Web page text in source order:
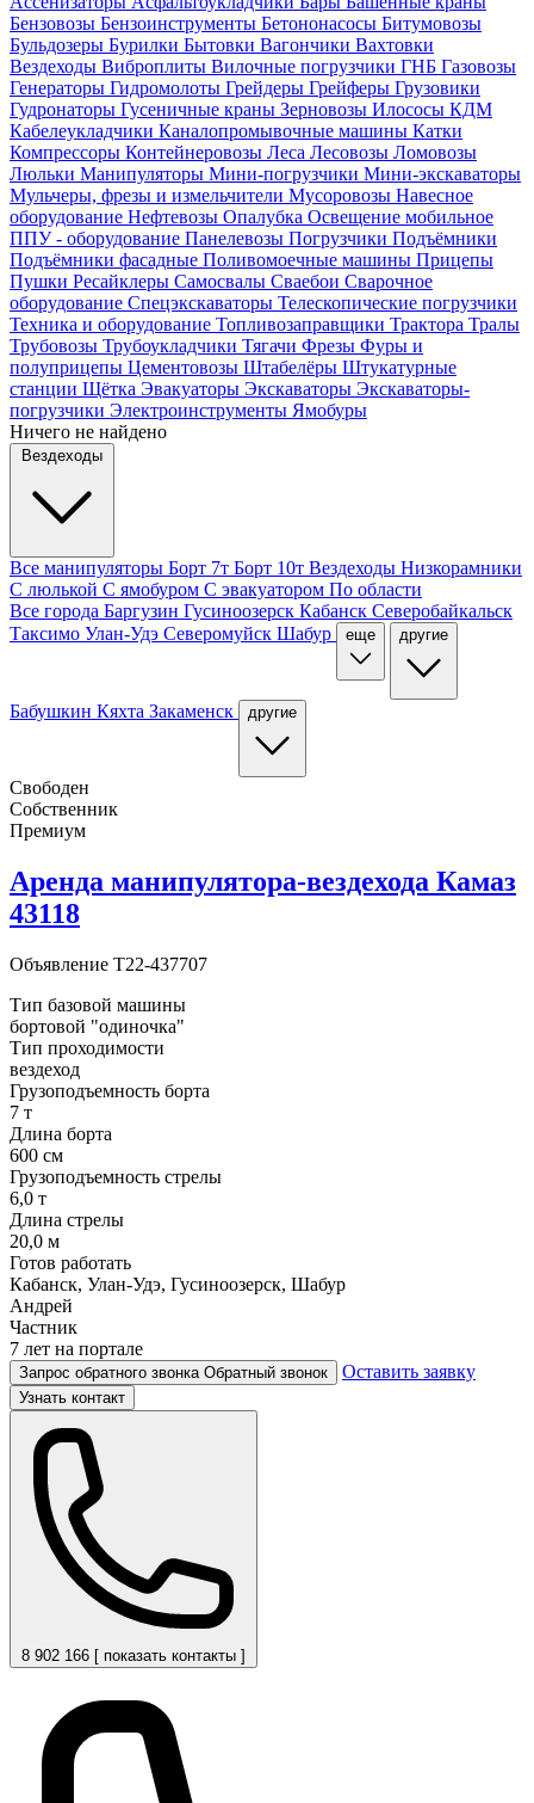
Бензовозы Бензоинструменты Бетононасосы Битумовозы
Бульдозеры Бурилки Бытовки Вагончики Вахтовки
Вездеходы Виброплиты Вилочные погрузчики ГНБ Газовозы
Генераторы Гидромолоты Грейдеры Грейферы Грузовики
Гудронаторы Гусеничные краны Зерновозы Илососы КДМ
Кабелеукладчики Каналопромывочные машины Катки
Компрессоры Контейнеровозы Леса Лесовозы Ломовозы
Люльки Манипуляторы Мини-погрузчики Мини-экскаваторы
Мульчеры, фрезы и измельчители Мусоровозы Навесное
оборудование Нефтевозы Опалубка Освещение мобильное
ППУ - оборудование Панелевозы Погрузчики Подъёмники
Подъёмники фасадные Поливомоечные машины Прицепы
Пушки Ресайклеры Самосвалы Сваебои Сварочное
оборудование Спецэкскаваторы Телескопические погрузчики
Техника и оборудование Топливозаправщики Трактора Тралы
Трубовозы Трубоукладчики Тягачи Фрезы Фуры и
полуприцепы Цементовозы Штабелёры Штукатурные
станции Щётка Эвакуаторы Экскаваторы Экскаваторы-
погрузчики Электроинструменты Ямобуры
Ничего не найдено
Вездеходы
Все манипуляторы Борт 7т Борт 10т Вездеходы Низкорамники
С люлькой С ямобуром С эвакуатором По области
Все города Баргузин Гусиноозерск Кабанск Северобайкальск
Таксимо Улан-Удэ Северомуйск Шабур еще другие
Бабушкин Кяхта Закаменск другие
Свободен
Собственник
Премиум
Аренда манипулятора-вездехода Камаз
43118
Объявление T22-437707
Тип базовой машины
бортовой "одиночка"
Тип проходимости
вездеход
Грузоподъемность борта
7 т
Длина борта
600 cм
Грузоподъемность стрелы
6,0 т
Длина стрелы
20,0 м
Готов работать
Кабанск, Улан-Удэ, Гусиноозерск, Шабур
Андрей
Частник
7 лет на портале
Запрос обратного звонка Обратный звонок Оставить заявку
Узнать контакт
8 902 166 [ показать контакты ]